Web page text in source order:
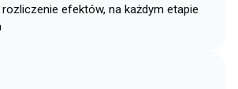
efektów, na każdym etapie